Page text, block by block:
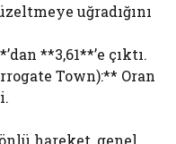
uğradığını
**3,61**’e çıktı.
Town):** Oran
hareket, genel